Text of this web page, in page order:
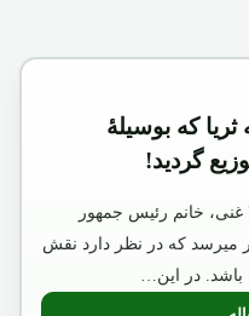
که بوسیلۀ
گردید!
غنی، خانم رئیس جمهور
میرسد که در نظر دارد نقش
باشد. در این…